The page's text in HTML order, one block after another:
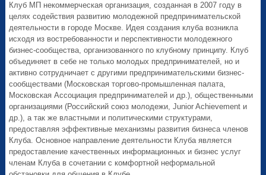
Клуб МП некоммерческая организация, созданная в 2007 году в
целях содействия развитию молодежной предпринимательской
деятельности в городе Москве. Идея создания клуба возникла
исходя из востребованности и перспективности молодежного
бизнес-сообщества, организованного по клубному принципу. Клуб
объединяет в себе не только молодых предпринимателей, но и
активно сотрудничает с другими предпринимательскими бизнес-
сообществами (Московская торгово-промышленная палата,
Московская Ассоциация предпринимателей и др.), общественными
организациями (Российский союз молодежи, Junior Achievement и
др.), а так же властными и политическими структурами,
предоставляя эффективные механизмы развития бизнеса членов
Клуба. Основное направление деятельности Клуба является
предоставление качественных информационных и бизнес услуг
членам Клуба в сочетании с комфортной неформальной